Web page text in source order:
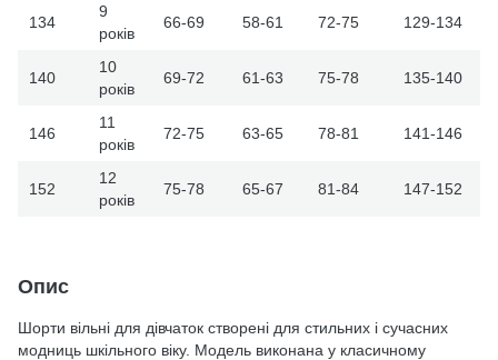
134
9
років
66-69 58-61 72-75 129-134
140
10
років
69-72 61-63 75-78 135-140
146
11
років
72-75 63-65 78-81 141-146
152
12
років
75-78 65-67 81-84 147-152
Опис
Шорти вільні для дівчаток створені для стильних і сучасних
модниць шкільного віку. Модель виконана у класичному